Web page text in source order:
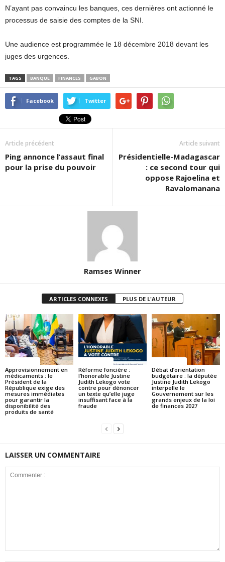
N’ayant pas convaincu les banques, ces dernières ont actionné le
processus de saisie des comptes de la SNI.
Une audience est programmée le 18 décembre 2018 devant les
juges des urgences.
TAGS BANQUE FINANCES GABON
Facebook Twitter
Article précédent
Ping annonce l’assaut final
pour la prise du pouvoir
Article suivant
Présidentielle-Madagascar
: ce second tour qui
oppose Rajoelina et
Ravalomanana
Ramses Winner
ARTICLES CONNEXES PLUS DE L'AUTEUR
Approvisionnement en
médicaments : le
Président de la
République exige des
mesures immédiates
pour garantir la
disponibilité des
produits de santé
Réforme foncière :
l’honorable Justine
Judith Lekogo vote
contre pour dénoncer
un texte qu’elle juge
insuffisant face à la
fraude
Débat d’orientation
budgétaire : la députée
Justine Judith Lekogo
interpelle le
Gouvernement sur les
grands enjeux de la loi
de finances 2027
LAISSER UN COMMENTAIRE